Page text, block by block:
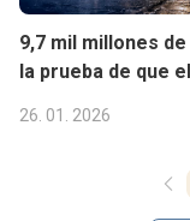
9,7 mil millones
la prueba de que
26. 01. 2026